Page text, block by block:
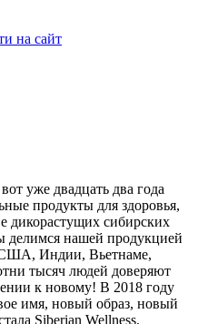
на сайт
уже двадцать два года
продукты для здоровья,
дикорастущих сибирских
делимся нашей продукцией
Индии, Вьетнаме,
тысяч людей доверяют
к новому! В 2018 году
имя, новый образ, новый
Siberian Wellness.